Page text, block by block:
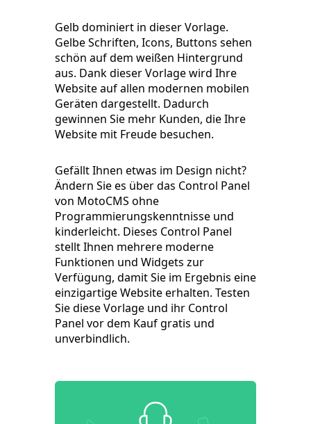
Gelb dominiert in dieser Vorlage.
Gelbe Schriften, Icons, Buttons sehen
schön auf dem weißen Hintergrund
aus. Dank dieser Vorlage wird Ihre
Website auf allen modernen mobilen
Geräten dargestellt. Dadurch
gewinnen Sie mehr Kunden, die Ihre
Website mit Freude besuchen.
Gefällt Ihnen etwas im Design nicht?
Ändern Sie es über das Control Panel
von MotoCMS ohne
Programmierungskenntnisse und
kinderleicht. Dieses Control Panel
stellt Ihnen mehrere moderne
Funktionen und Widgets zur
Verfügung, damit Sie im Ergebnis eine
einzigartige Website erhalten. Testen
Sie diese Vorlage und ihr Control
Panel vor dem Kauf gratis und
unverbindlich.